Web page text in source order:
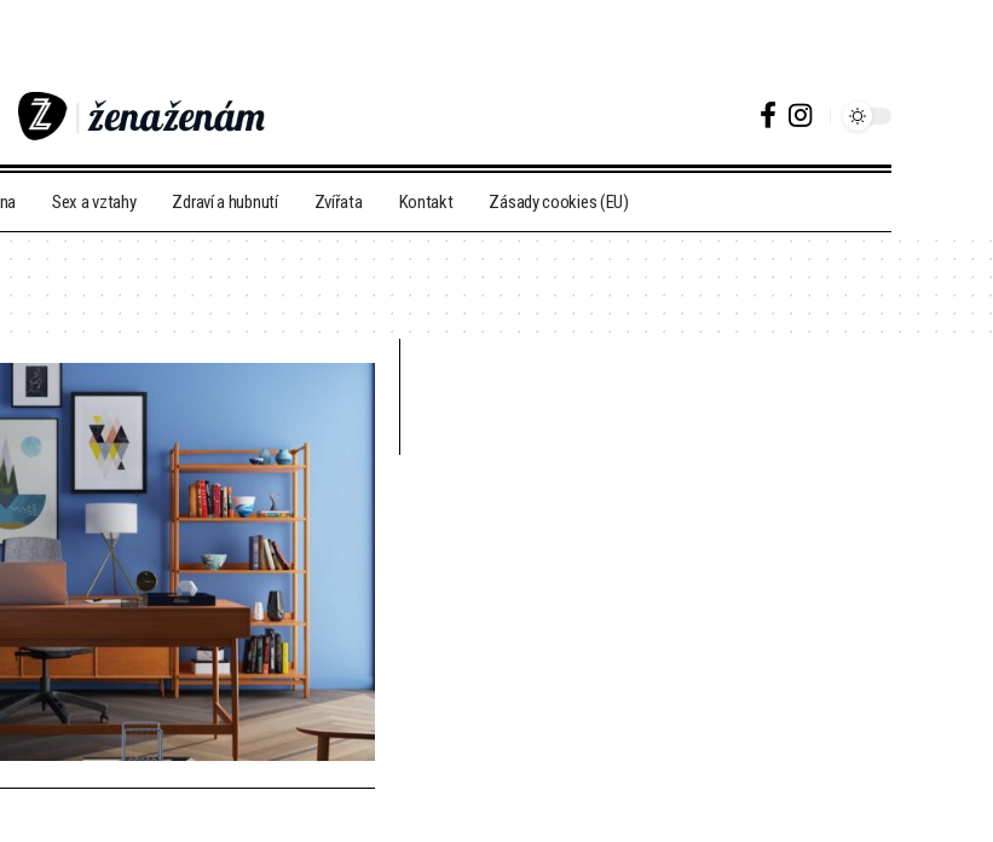
Sex a vztahy Zdraví a hubnutí Zvířata Kontakt Zásady cookies (EU)